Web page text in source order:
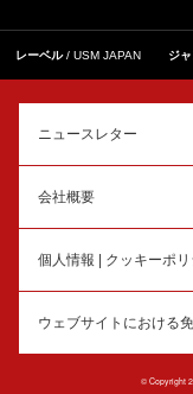
レーベル USM JAPAN ジ
ニュースレター
会社概要
個人情報 | クッキーポリ
ウェブサイトにおける
© Copyright